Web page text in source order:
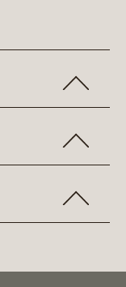
ウコウジュ油、ビ
果皮油、香料、トコ
キス、ペンチレン
アフィクスインジ
さい。
たる場所には保管し